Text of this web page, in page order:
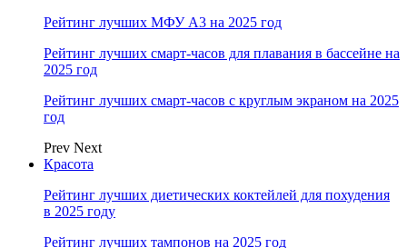
Рейтинг лучших МФУ А3 на 2025 год
Рейтинг лучших смарт-часов для плавания в бассейне на
2025 год
Рейтинг лучших смарт-часов с круглым экраном на 2025
год
Prev Next
Красота
Рейтинг лучших диетических коктейлей для похудения
в 2025 году
Рейтинг лучших тампонов на 2025 год